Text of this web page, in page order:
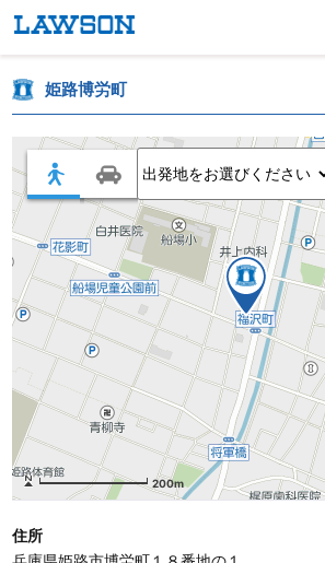
姫路博労町
200m
住所